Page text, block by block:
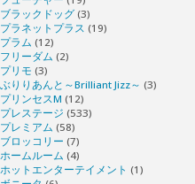
ブラックドッグ (3)
プラネットプラス (19)
プラム (12)
フリーダム (2)
プリモ (3)
ぶりりあんと～Brilliant Jizz～ (3)
プリンセスM (12)
プレステージ (533)
プレミアム (58)
ブロッコリー (7)
ホームルーム (4)
ホットエンターテイメント (1)